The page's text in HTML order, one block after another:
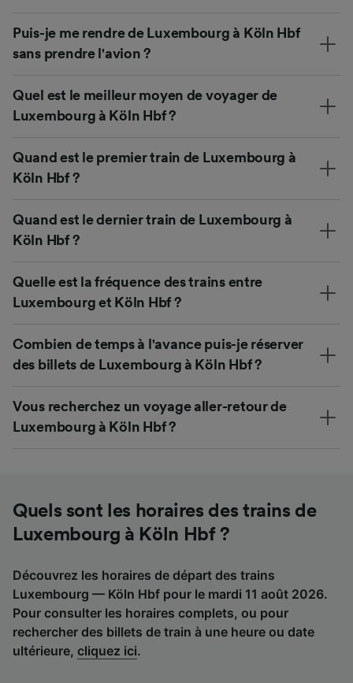
Puis-je me rendre de Luxembourg à Köln Hbf
sans prendre l'avion ?
Quel est le meilleur moyen de voyager de
Luxembourg à Köln Hbf ?
Quand est le premier train de Luxembourg à
Köln Hbf ?
Quand est le dernier train de Luxembourg à
Köln Hbf ?
Quelle est la fréquence des trains entre
Luxembourg et Köln Hbf ?
Combien de temps à l'avance puis-je réserver
des billets de Luxembourg à Köln Hbf ?
Vous recherchez un voyage aller-retour de
Luxembourg à Köln Hbf ?
Quels sont les horaires des trains de
Luxembourg à Köln Hbf ?
Découvrez les horaires de départ des trains
Luxembourg — Köln Hbf pour le mardi 11 août 2026.
Pour consulter les horaires complets, ou pour
rechercher des billets de train à une heure ou date
ultérieure, cliquez ici.